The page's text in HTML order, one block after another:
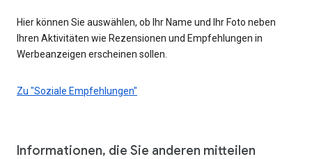
Hier können Sie auswählen, ob Ihr Name und Ihr Foto neben
Ihren Aktivitäten wie Rezensionen und Empfehlungen in
Werbeanzeigen erscheinen sollen.
Zu "Soziale Empfehlungen"
Informationen, die Sie anderen mitteilen